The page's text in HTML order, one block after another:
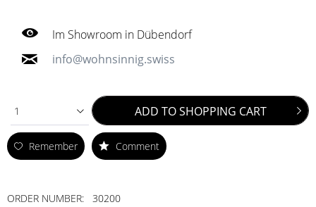
Im Showroom in Dübendorf
info@wohnsinnig.swiss
1 ADD TOSHOPPING CART
Remember Comment
ORDER NUMBER: 30200